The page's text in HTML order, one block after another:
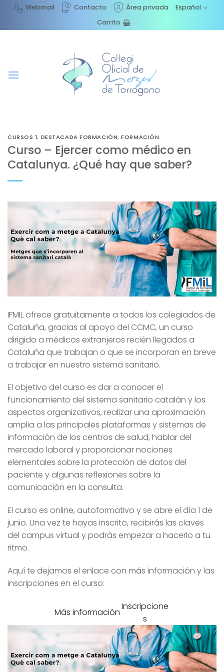
Saltar
contenido
Webmail Contacto Área privada
Español
Carrito
CURSOS 1, DESTACADA FORMACIÓN,FORMACIÓN
Curso – Ejercer como médico en
Catalunya. ¿Qué hay que saber?
IFMIL ofrece gratuitamente a todos los colegiados de
Cataluña, gracias al apoyo del CCMC, un curso
dirigido a médicos extranjeros recién llegados a
Cataluña que trabajan o que se incorporan en breve
a trabajar en nuestro sistema sanitario.
El objetivo del curso es dar a conocer el
funcionamiento del sistema sanitario catalán y los
aspectos organizativos, realizar una aproximación
amplia a las principales plataformas y sistemas de
información de los centros de salud, hablar del
mercado laboral y proporcionar nociones
elementales sobre la protección de datos del
paciente y algunas reflexiones sobre la
comunicación en la consulta.
El curso es online, autoformativo y se abre el día 1 de
junio. Una vez te hayas inscrito, recibirás las claves
del campus virtual y podrás empezar a hacerlo a tu
ritmo.
Aquí te dejamos el enlace con más información y las
inscripciones en el curso:
Más información
Inscripcione
s